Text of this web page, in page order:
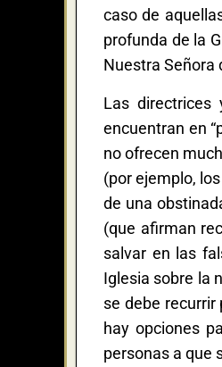
caso de
profunda de la
Nuestra Señora
Las directrices
encuentran en
no ofrecen
(por ejemplo,
de una
(que afirman
salvar en las
Iglesia sobre la
se debe
hay opciones
personas a que